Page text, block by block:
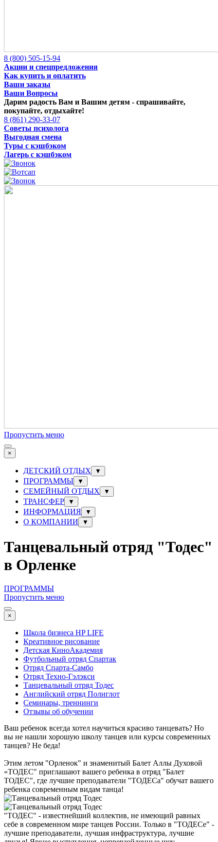
8 (800) 505-15-94
Акции и спецпредложения
Как купить и оплатить
Ваши заказы
Ваши Вопросы
Дарим радость Вам и Вашим детям - спрашивайте,
покупайте, отдыхайте!
8 (861) 290-33-07
Советы психолога
Выгодная смена
Туры с кэшбэком
Лагерь с кэшбэком
Пропустить меню
×
ДЕТСКИЙ ОТДЫХ ▼
ПРОГРАММЫ ▼
СЕМЕЙНЫЙ ОТДЫХ ▼
ТРАНСФЕР ▼
ИНФОРМАЦИЯ ▼
О КОМПАНИИ ▼
Танцевальный отряд "Тодес"
в Орленке
ПРОГРАММЫ
Пропустить меню
×
Школа бизнеса HP LIFE
Креативное рисование
Детская КиноАкадемия
Футбольный отряд Спартак
Отряд Спарта-Самбо
Отряд Техно-Гэлэкси
Танцевальный отряд Тодес
Английский отряд Полиглот
Семинары, треннинги
Отзывы об обучении
Ваш ребенок всегда хотел научиться красиво танцевать? Но
вы не нашли хорошую школу танцев или курсы современных
танцев? Не беда!
Этим летом "Орленок" и знаменитый Балет Аллы Духовой
«ТОДЕС" приглашают вашего ребенка в отряд "Балет
ТОДЕС", где лучшие преподаватели "ТОДЕСа" обучат вашего
ребенка современным видам танца!
"ТОДЕС" - известнейший коллектив, не имеющий равных
себе в современном мире танцев России. Только в "ТОДЕСе" -
лучшие преподаватели, лучшая инфраструктура, лучшие